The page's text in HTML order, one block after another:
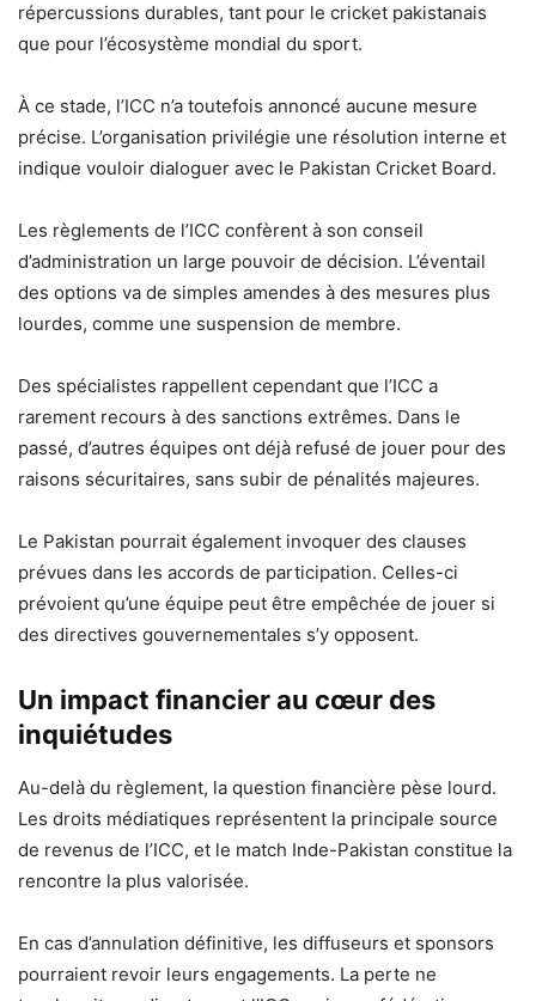
répercussions durables, tant pour le cricket pakistanais
que pour l’écosystème mondial du sport.
À ce stade, l’ICC n’a toutefois annoncé aucune mesure
précise. L’organisation privilégie une résolution interne et
indique vouloir dialoguer avec le Pakistan Cricket Board.
Les règlements de l’ICC confèrent à son conseil
d’administration un large pouvoir de décision. L’éventail
des options va de simples amendes à des mesures plus
lourdes, comme une suspension de membre.
Des spécialistes rappellent cependant que l’ICC a
rarement recours à des sanctions extrêmes. Dans le
passé, d’autres équipes ont déjà refusé de jouer pour des
raisons sécuritaires, sans subir de pénalités majeures.
Le Pakistan pourrait également invoquer des clauses
prévues dans les accords de participation. Celles-ci
prévoient qu’une équipe peut être empêchée de jouer si
des directives gouvernementales s’y opposent.
Un impact financier au cœur des
inquiétudes
Au-delà du règlement, la question financière pèse lourd.
Les droits médiatiques représentent la principale source
de revenus de l’ICC, et le match Inde-Pakistan constitue la
rencontre la plus valorisée.
En cas d’annulation définitive, les diffuseurs et sponsors
pourraient revoir leurs engagements. La perte ne